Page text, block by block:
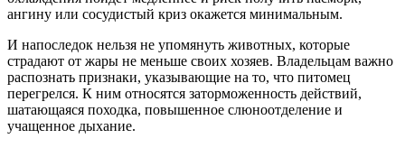
ангину или сосудистый криз окажется минимальным.
И напоследок нельзя не упомянуть животных, которые
страдают от жары не меньше своих хозяев. Владельцам важно
распознать признаки, указывающие на то, что питомец
перегрелся. К ним относятся заторможенность действий,
шатающаяся походка, повышенное слюноотделение и
учащенное дыхание.